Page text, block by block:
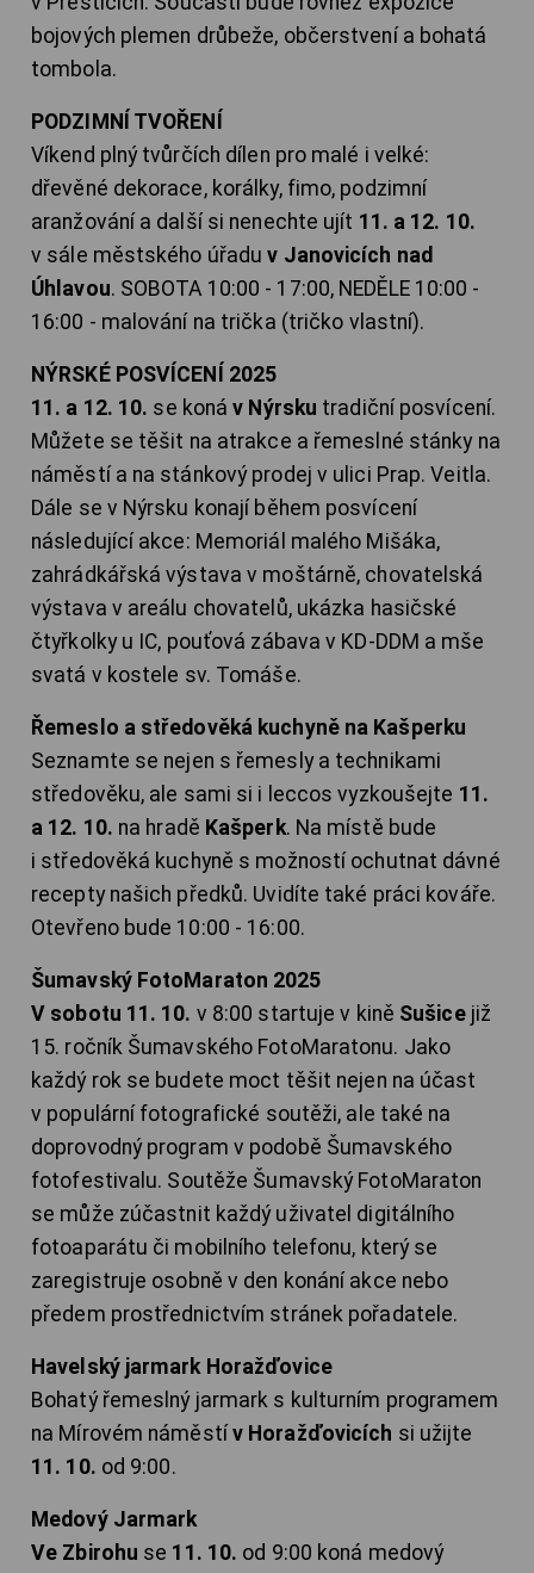
bojových plemen drůbeže, občerstvení a bohatá
tombola.
PODZIMNÍ TVOŘENÍ
Víkend plný tvůrčích dílen pro malé i velké:
dřevěné dekorace, korálky, fimo, podzimní
aranžování a další si nenechte ujít 11. a 12. 10.
v sále městského úřaduv Janovicích nad
Úhlavou. SOBOTA 10:00 - 17:00, NEDĚLE 10:00 -
16:00 - malování na trička (tričko vlastní).
NÝRSKÉ POSVÍCENÍ 2025
11. a 12. 10. se koná v Nýrsku tradiční posvícení.
Můžete se těšit na atrakce a řemeslné stánky na
náměstí a na stánkový prodej v ulici Prap. Veitla.
Dále se v Nýrsku konají během posvícení
následující akce: Memoriál malého Mišáka,
zahrádkářská výstava v moštárně, chovatelská
výstava v areálu chovatelů, ukázka hasičské
čtyřkolky u IC, pouťová zábava v KD-DDM a mše
svatá v kostele sv. Tomáše.
Řemeslo a středověká kuchyně na Kašperku
Seznamte se nejen s řemesly a technikami
středověku, ale sami si i leccos vyzkoušejte 11.
a 12. 10. na hradě Kašperk. Na místě bude
i středověká kuchyně s možností ochutnat dávné
recepty našich předků. Uvidíte také práci kováře.
Otevřeno bude 10:00 - 16:00.
Šumavský FotoMaraton 2025
V sobotu 11. 10. v 8:00 startuje v kině Sušicejiž
15. ročník Šumavského FotoMaratonu. Jako
každý rok se budete moct těšit nejen na účast
v populární fotografické soutěži, ale také na
doprovodný program v podobě Šumavského
fotofestivalu. Soutěže Šumavský FotoMaraton
se může zúčastnit každý uživatel digitálního
fotoaparátu či mobilního telefonu, který se
zaregistruje osobně v den konání akce nebo
předem prostřednictvím stránek pořadatele.
Havelský jarmark Horažďovice
Bohatý řemeslný jarmark s kulturním programem
na Mírovém náměstí v Horažďovicích si užijte
11. 10. od 9:00.
Medový Jarmark
Ve Zbirohu se 11. 10. od 9:00 koná medový